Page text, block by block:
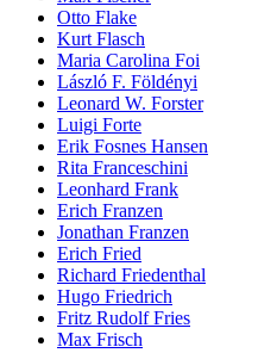
Otto Flake
Kurt Flasch
Maria Carolina Foi
László F. Földényi
Leonard W. Forster
Luigi Forte
Erik Fosnes Hansen
Rita Franceschini
Leonhard Frank
Erich Franzen
Jonathan Franzen
Erich Fried
Richard Friedenthal
Hugo Friedrich
Fritz Rudolf Fries
Max Frisch